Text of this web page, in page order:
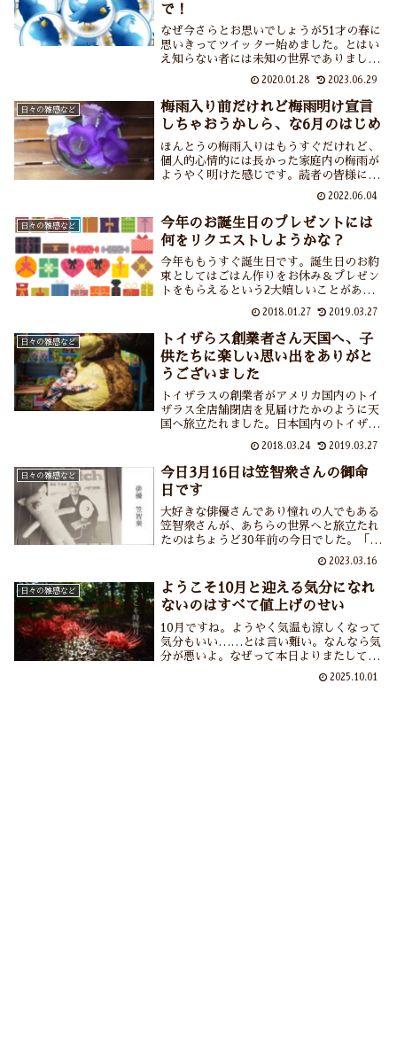
で！
なぜ今さらとお思いでしょうが51才の春に
思いきってツイッター始めました。とはい
え知らない者には未知の世界でありまして
おっかなびっくり＆のろのろスタート。ち
なみにガラケーユーザーなのでPCでツイ
ッターしています。はてさてどうなります
やら？
2020.01.28 2023.06.29
日々の雑感など
梅雨入り前だけれど梅雨明け宣言
しちゃおうかしら、な6月のはじめ
ほんとうの梅雨入りはもうすぐだけれど、
個人的心情的には長かった家庭内の梅雨が
ようやく明けた感じです。読者の皆様には
なんのこっちゃでしょうけれど、そしてめ
でたくもうれしくもたのしくもないことな
がら、忘れたくないので書きました。
2022.06.04
日々の雑感など
今年のお誕生日のプレゼントには
何をリクエストしようかな？
今年ももうすぐ誕生日です。誕生日のお約
束としてはごはん作りをお休み＆プレゼン
トをもらえるという2大嬉しいことがあり
レゼントが思いつかない・・・おばちゃん
歴が長くなるにつれ物欲が減少している気
がしてならない。そこでおばちゃんについ
てのアンケートなどを調べてみました。果
たして今年のプレゼントは？
2018.01.27 2019.03.27
日々の雑感など
トイザらス創業者さん天国へ、子
供たちに楽しい思い出をありがと
うございました
トイザラスの創業者がアメリカ国内のトイ
ザラス全店舗閉店を見届けたかのように天
国へ旅立たれました。日本国内のトイザら
が、それにしても子供たちと一緒によくお
もちゃを買いに出かけたものです。トイザ
らスに通っていた頃は今から振り返れば家
族にとって宝ものの時間だったと思いま
す。そんな時間をくれたトイザらスさん、
ありがとう。
2018.03.24 2019.03.27
日々の雑感など
今日3月16日は笠智衆さんの御命
日です
大好きな俳優さんであり憧れの人でもある
笠智衆さんが、あちらの世界へと旅立たれ
たのはちょうど30年前の今日でした。「日
本のお父さん」や「日本のおじいさん」と
呼ばれた笠智衆さんの作品を見返すたび
に、その佇まいの美しさにハッとしていま
す。笠智衆さんのように枯れたいなぁ……
2023.03.16
日々の雑感など
ようこそ10月と迎える気分になれ
ないのはすべて値上げのせい
10月ですね。ようやく気温も涼しくなって
気分もいい……とは言い難い。なんなら気
分が悪いよ。なぜって本日よりまたしても
値上げラッシュだからです。あれもこれも
で3000品目も値上げだもの。あぁもう涙
2025.10.01